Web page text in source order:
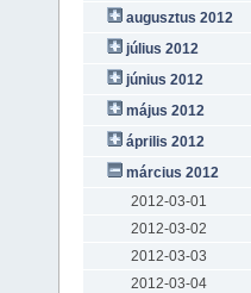
augusztus 2012
július 2012
június 2012
május 2012
április 2012
március 2012
2012-03-01
2012-03-02
2012-03-03
2012-03-04